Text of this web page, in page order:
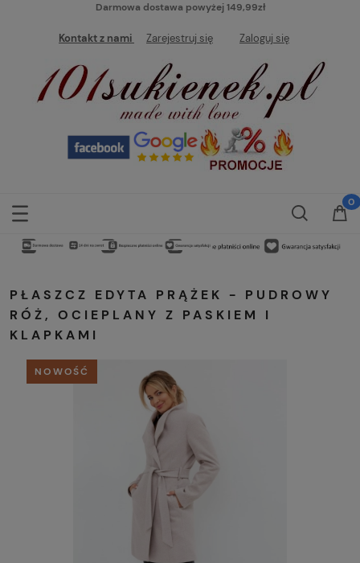
Darmowa dostawa powyżej 149,99zł
Kontakt z nami Zarejestruj się Zaloguj się
PŁASZCZ EDYTA PRĄŻEK - PUDROWY
RÓŻ, OCIEPLANY Z PASKIEM I
KLAPKAMI
NOWOŚĆ